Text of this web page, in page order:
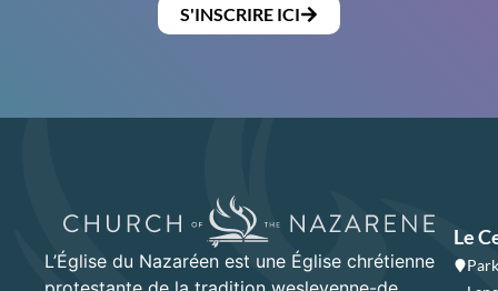
S'INSCRIRE ICI
L’Église du Nazaréen est une Église chrétienne
Le